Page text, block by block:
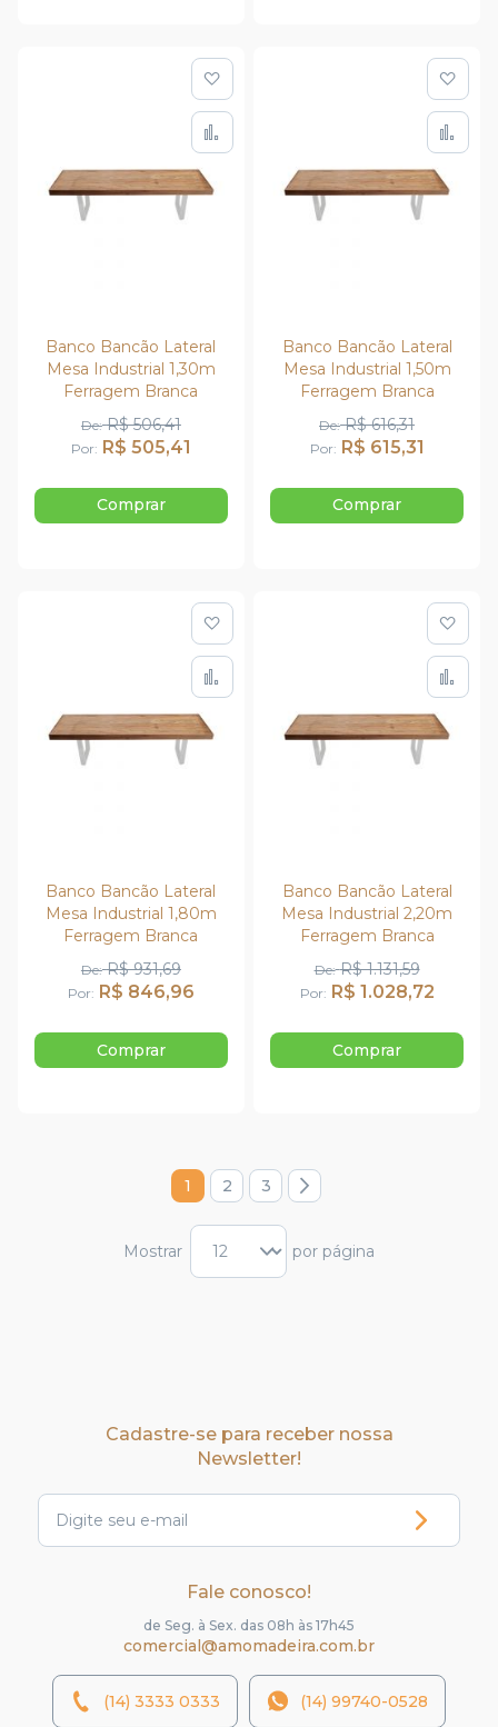
Banco Bancão Lateral
Mesa Industrial 1,30m
Ferragem Branca
Por R$ 505,41
De R$ 506,41
Comprar
Adicionar à lista de
Adicionar para
Banco Bancão Lateral
Mesa Industrial 1,50m
Ferragem Branca
Por R$ 615,31
De R$ 616,31
Comprar
Banco Bancão Lateral
Mesa Industrial 1,80m
Ferragem Branca
Por R$ 846,96
De R$ 931,69
Comprar
Adicionar à lista de
Adicionar para
Banco Bancão Lateral
Mesa Industrial 2,20m
Ferragem Branca
Por R$ 1.028,72
De R$ 1.131,59
Comprar
Página
1 Página
2 Página
3 Página
Próximo
Mostrar por página
Cadastre-se para receber nossa
Newsletter!
Fale conosco!
de Seg. à Sex. das 08h às 17h45
comercial@amomadeira.com.br
(14) 3333 0333 (14) 99740-0528